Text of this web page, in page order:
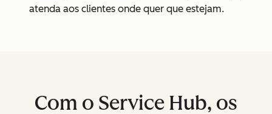
atenda aos clientes onde quer que estejam.
Com o Service Hub, os